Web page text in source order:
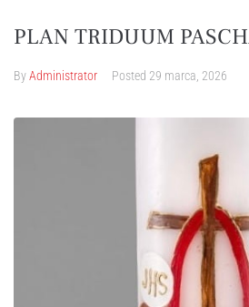
PLAN TRIDUUM
ByAdministrator Posted 29 marca, 2026